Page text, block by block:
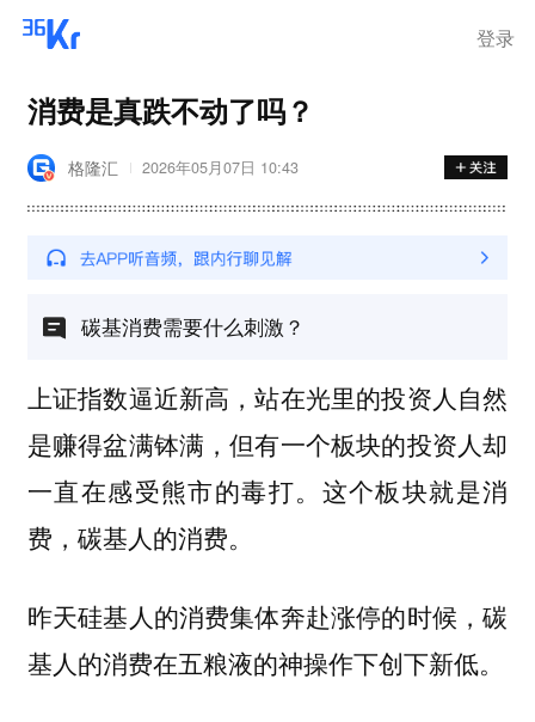
登录
消费是真跌不动了吗？
格隆汇 2026年05月07日 10:43
碳基消费需要什么刺激？
上证指数逼近新高，站在光里的投资人自然
是赚得盆满钵满，但有一个板块的投资人却
一直在感受熊市的毒打。 这个板块就是消
费，碳基人的消费。
昨天硅基人的消费集体奔赴涨停的时候，碳
基人的消费在五粮液的神操作下创下新低。